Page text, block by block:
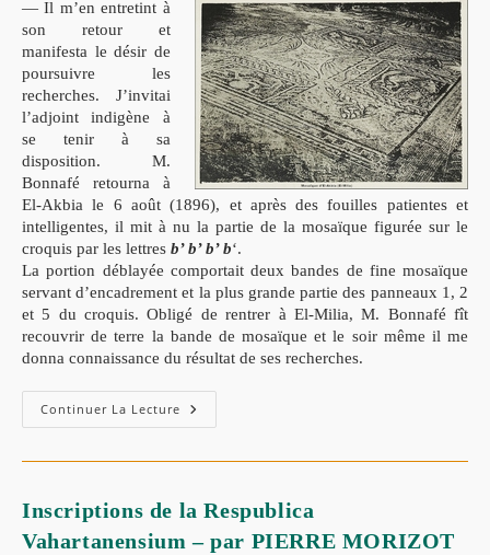
— Il m’en entretint à
son retour et
manifesta le désir de
poursuivre les
recherches. J’invitai
l’adjoint indigène à
se tenir à sa
disposition. M.
Bonnafé retourna à
El-Akbia le 6 août (1896), et après des fouilles patientes et
intelligentes, il mit à nu la partie de la mosaïque figurée sur le
croquis par les lettres b’ b’ b’ b‘.
La portion déblayée comportait deux bandes de fine mosaïque
servant d’encadrement et la plus grande partie des panneaux 1, 2
et 5 du croquis.Obligé de rentrer à El-Milia, M. Bonnafé fît
recouvrir de terre la bande de mosaïque et le soir même il me
donna connaissance du résultat de ses recherches.
Continuer La Lecture Ruines
Romaines
Inscriptions de la Respublica
Vahartanensium – par PIERRE MORIZOT